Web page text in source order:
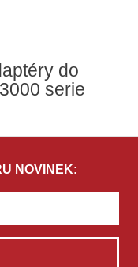
do
serie
NOVINEK: